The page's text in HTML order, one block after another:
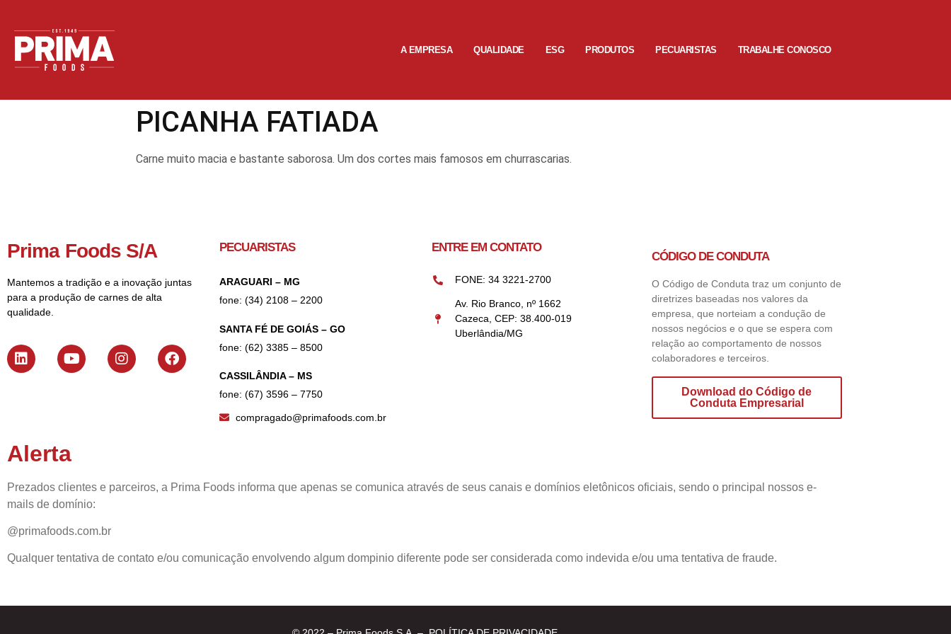
A EMPRESA QUALIDADE ESG PRODUTOS PECUARISTAS TRABALHE CONOSCO
PICANHA FATIADA
Carne muito macia e bastante saborosa. Um dos cortes mais famosos em churrascarias.
Prima Foods S/A
Mantemos a tradição e a inovação juntas
para a produção de carnes de alta
qualidade.
PECUARISTAS
ARAGUARI – MG
fone: (34) 2108 – 2200
SANTA FÉ DE GOIÁS – GO
fone: (62) 3385 – 8500
CASSILÂNDIA – MS
fone: (67) 3596 – 7750
compragado@primafoods.com.br
ENTRE EM CONTATO
FONE: 34 3221-2700
Av. Rio Branco, nº 1662
Cazeca, CEP: 38.400-019
Uberlândia/MG
CÓDIGO DE CONDUTA
O Código de Conduta traz um conjunto de
diretrizes baseadas nos valores da
empresa, que norteiam a condução de
nossos negócios e o que se espera com
relação ao comportamento de nossos
colaboradores e terceiros.
Download do Código de
Conduta Empresarial
Alerta
Prezados clientes e parceiros, a Prima Foods informa que apenas se comunica através de seus canais e domínios eletônicos oficiais, sendo o principal nossos e-
mails de domínio:
@primafoods.com.br
Qualquer tentativa de contato e/ou comunicação envolvendo algum dompinio diferente pode ser considerada como indevida e/ou uma tentativa de fraude.